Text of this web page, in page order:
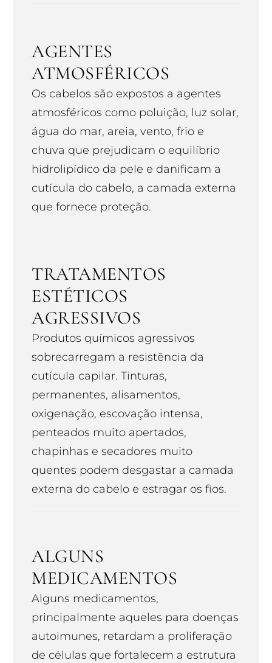
AGENTES
ATMOSFÉRICOS
Os cabelos são expostos a agentes
atmosféricos como poluição, luz solar,
água do mar, areia, vento, frio e
chuva que prejudicam o equilíbrio
hidrolipídico da pele e danificam a
cutícula do cabelo, a camada externa
que fornece proteção.
TRATAMENTOS
ESTÉTICOS
AGRESSIVOS
Produtos químicos agressivos
sobrecarregam a resistência da
cutícula capilar. Tinturas,
permanentes, alisamentos,
oxigenação, escovação intensa,
penteados muito apertados,
chapinhas e secadores muito
quentes podem desgastar a camada
externa do cabelo e estragar os fios.
ALGUNS
MEDICAMENTOS
Alguns medicamentos,
principalmente aqueles para doenças
autoimunes, retardam a proliferação
de células que fortalecem a estrutura